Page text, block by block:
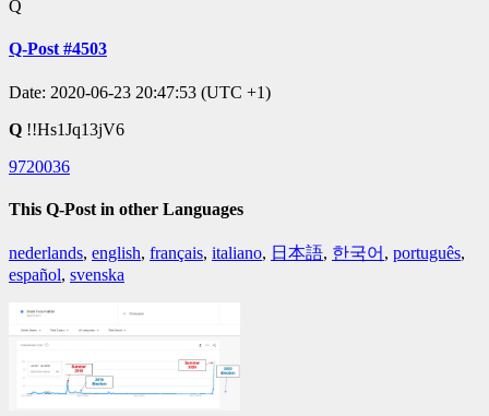
Q
Q-Post #4503
Date: 2020-06-23 20:47:53 (UTC +1)
Q !!Hs1Jq13jV6
9720036
This Q-Post in other Languages
nederlands, english, français, italiano, 日本語, 한국어 , português,
español, svenska